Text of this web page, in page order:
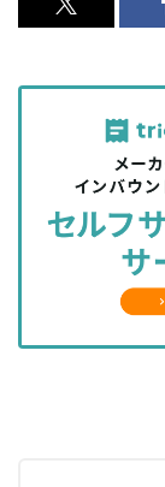
x<br>
記
を
シ
ェ
る